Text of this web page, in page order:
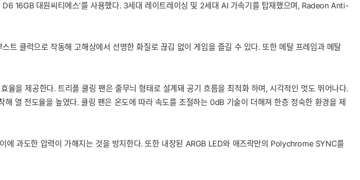
16GB 대원씨티에스'를 사용했다. 3세대 레이트레이싱 및 2세대 AI 가속기를 탑재했으며, Radeon Anti-
클럭으로 작동해 고해상에서 선명한 화질로 끊김 없이 게임을 즐길 수 있다. 또한 메탈 프레임과 메탈
을 제공한다. 트리플 쿨링 팬은 줄무늬 형태로 설계돼 공기 흐름을 최적화 하며, 시각적인 멋도 뛰어나다.
열 전도율을 높였다. 쿨링 팬은 온도에 따라 속도를 조절하는 0dB 기술이 더해져 한층 정숙한 환경을 제
에 과도한 압력이 가해지는 것을 방지한다. 또한 내장된 ARGB LED와 애즈락만의 Polychrome SYNC를